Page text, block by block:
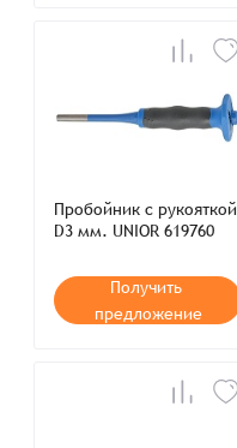
Пробойник с рукояткой
D3 мм. UNIOR 619760
Получить
предложение